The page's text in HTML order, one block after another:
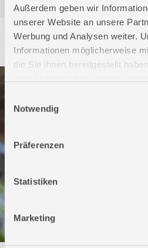
Außerdem geben wir
unserer Website an unsere
Werbung und Analysen weiter.
Informationen möglicherweise
die Sie ihnen bereitgestellt
Notwendig
Präferenzen
Statistiken
Marketing